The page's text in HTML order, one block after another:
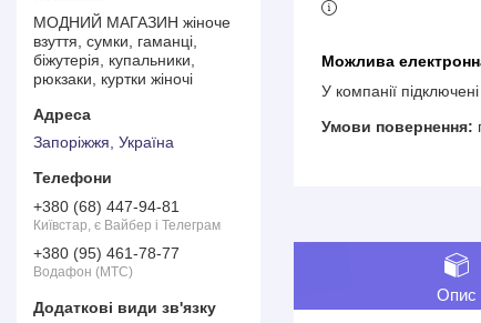
У компанії
Опис
МОДНИЙ МАГАЗИН жіноче
взуття, сумки, гаманці,
біжутерія, купальники,
рюкзаки, куртки жіночі
Запоріжжя, Україна
+380 (68) 447-94-81
Київстар, є Вайбер і Телеграм
+380 (95) 461-78-77
Водафон (МТС)